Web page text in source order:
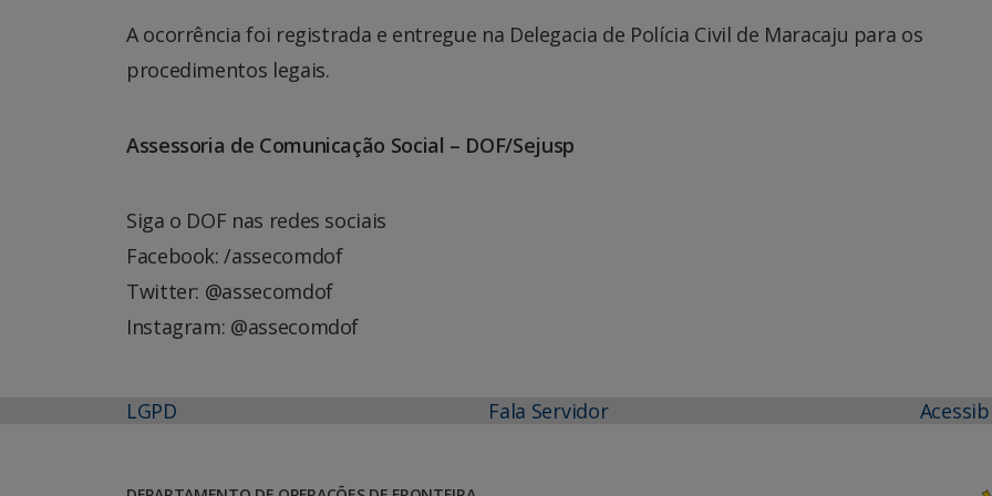
A ocorrência foi registrada e entregue na Delegacia de Polícia Civil de Maracaju para os
procedimentos legais.
Assessoria de Comunicação Social – DOF/Sejusp
Siga o DOF nas redes sociais
Facebook: /assecomdof
Twitter: @assecomdof
Instagram: @assecomdof
LGPD Fala Servidor